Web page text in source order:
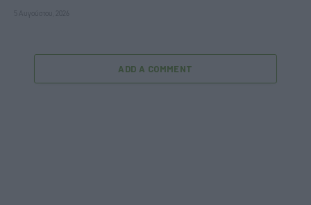
5 Αυγούστου, 2026
ADD A COMMENT